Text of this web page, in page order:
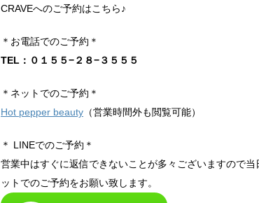
CRAVEへのご予約はこちら♪
＊お電話でのご予約＊
TEL：０１５５−２８−３５５５
＊ネットでのご予約＊
Hot pepper beauty （営業時間外も閲覧可能）
＊ LINEでのご予約＊
営業中はすぐに返信できないことが多々ございますので
ットでのご予約をお願い致します。